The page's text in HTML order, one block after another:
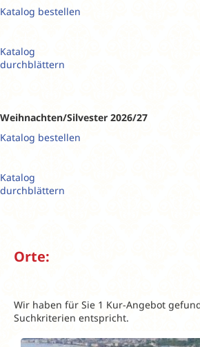
Katalog bestellen
Katalog
durchblättern
Weihnachten/Silvester 2026/27
Katalog bestellen
Katalog
durchblättern
Orte:
Wir haben für Sie 1 Kur-Angebot
Suchkriterien entspricht.